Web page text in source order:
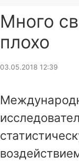
Много
плохо
03.05.2018 12:39